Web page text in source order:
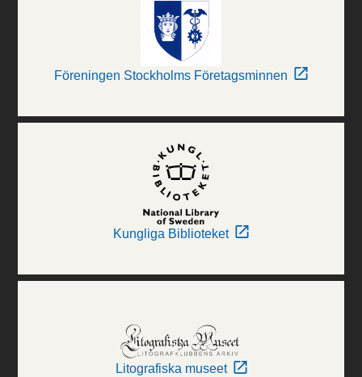
Föreningen Stockholms Företagsminnen
Kungliga Biblioteket
Litografiska museet